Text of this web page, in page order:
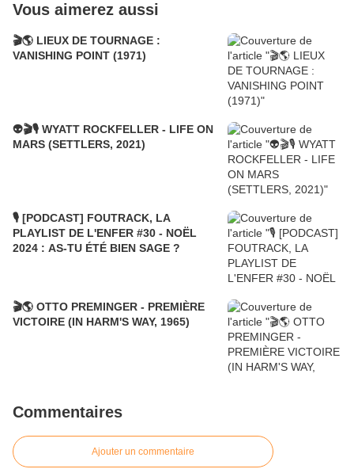
Vous aimerez aussi
🎬🌎 LIEUX DE TOURNAGE :
VANISHING POINT (1971)
👽🎬🎙️ WYATT ROCKFELLER - LIFE ON
MARS (SETTLERS, 2021)
🎙️ [PODCAST] FOUTRACK, LA
PLAYLIST DE L'ENFER #30 - NOËL
2024 : AS-TU ÉTÉ BIEN SAGE ?
🎬🌎 OTTO PREMINGER - PREMIÈRE
VICTOIRE (IN HARM'S WAY, 1965)
Commentaires
Ajouter un commentaire